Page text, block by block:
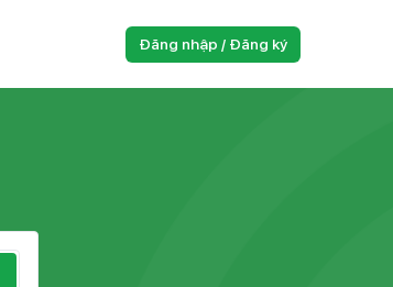
Đăng nhập / Đăng ký